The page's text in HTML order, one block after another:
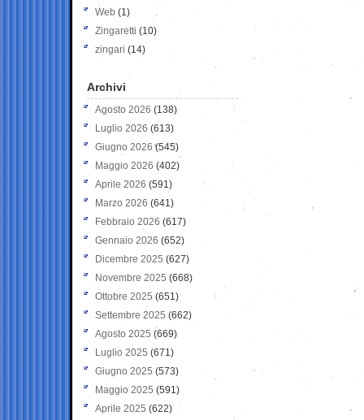
Web (1)
Zingaretti (10)
zingari (14)
Archivi
Agosto 2026 (138)
Luglio 2026 (613)
Giugno 2026 (545)
Maggio 2026 (402)
Aprile 2026 (591)
Marzo 2026 (641)
Febbraio 2026 (617)
Gennaio 2026 (652)
Dicembre 2025 (627)
Novembre 2025 (668)
Ottobre 2025 (651)
Settembre 2025 (662)
Agosto 2025 (669)
Luglio 2025 (671)
Giugno 2025 (573)
Maggio 2025 (591)
Aprile 2025 (622)